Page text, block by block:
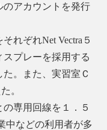
のアカウントを発行
れぞれNet Vectra５
プレーを採用する
。また、実習室Ｃ
。
専用回線を１．５
中などの利用者が多